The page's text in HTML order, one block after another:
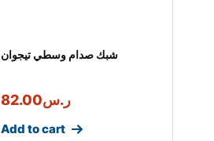
شبك صدام وسطي تيجوان
ر.س82.00
Add to cart